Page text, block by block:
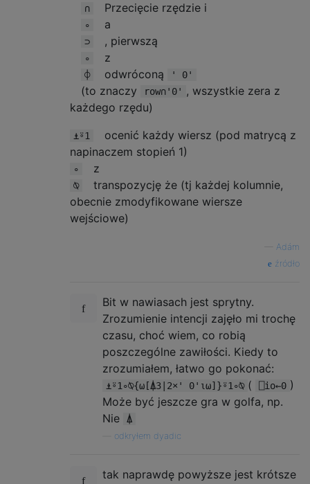
∩ Przecięcie rzędzie i
∘ a
⊃ , pierwszą
∘ z
⌽ odwróconą ' 0'
(to znaczy row∩'0' , wszystkie zera z
każdego rzędu)
⍎⍤1
ocenić każdy wiersz (pod matrycą z
napinaczem stopień 1)
∘ z
⍉
transpozycję że (tj każdej kolumnie,
obecnie zmodyfikowane wiersze
wejściowe)
Adám
źródło
Bit w nawiasach jest sprytny.
Zrozumienie intencji zajęło mi trochę
czasu, choć wiem, co robią
poszczególne zawiłości. Kiedy to
zrozumiałem, łatwo go pokonać:
⍎⍤1∘⍉{⍵[⍋3|2×' 0'⍳⍵]}⍤1∘⍉ ( ⎕io←0 )
Może być jeszcze gra w golfa, np.
Nie
⍋
odkryłem dyadic
tak naprawdę powyższe jest krótsze